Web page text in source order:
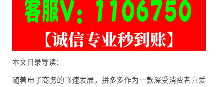
本文目录导读：
随着电子商务的飞速发展，拼多多作为一款深受消费者喜爱